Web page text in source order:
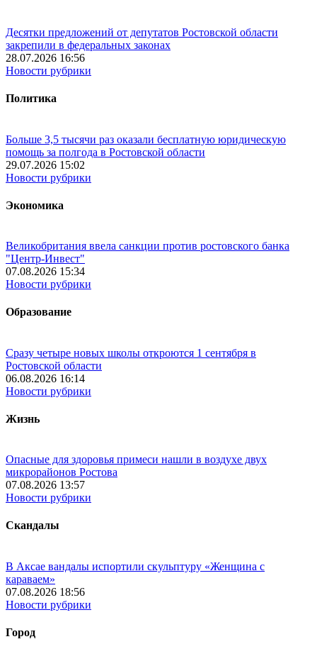
Десятки предложений от депутатов Ростовской области
закрепили в федеральных законах
28.07.2026 16:56
Новости рубрики
Политика
Больше 3,5 тысячи раз оказали бесплатную юридическую
помощь за полгода в Ростовской области
29.07.2026 15:02
Новости рубрики
Экономика
Великобритания ввела санкции против ростовского банка
"Центр-Инвест"
07.08.2026 15:34
Новости рубрики
Образование
Сразу четыре новых школы откроются 1 сентября в
Ростовской области
06.08.2026 16:14
Новости рубрики
Жизнь
Опасные для здоровья примеси нашли в воздухе двух
микрорайонов Ростова
07.08.2026 13:57
Новости рубрики
Скандалы
В Аксае вандалы испортили скульптуру «Женщина с
караваем»
07.08.2026 18:56
Новости рубрики
Город